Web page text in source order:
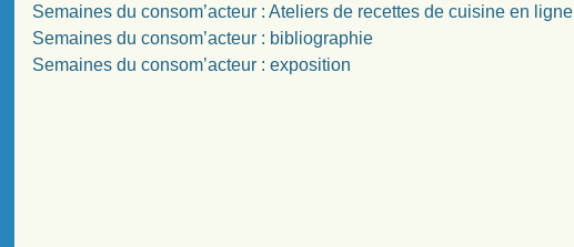
Semaines du consom’acteur : Ateliers de recettes de cuisine en ligne
Semaines du consom’acteur : bibliographie
Semaines du consom’acteur : exposition